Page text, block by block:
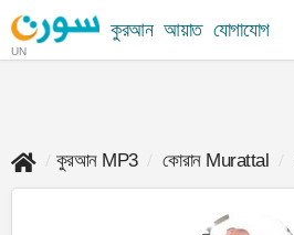
UN
কুরআন আয়াত যোগাযোগ
কুরআন MP3 কোরান Murattal